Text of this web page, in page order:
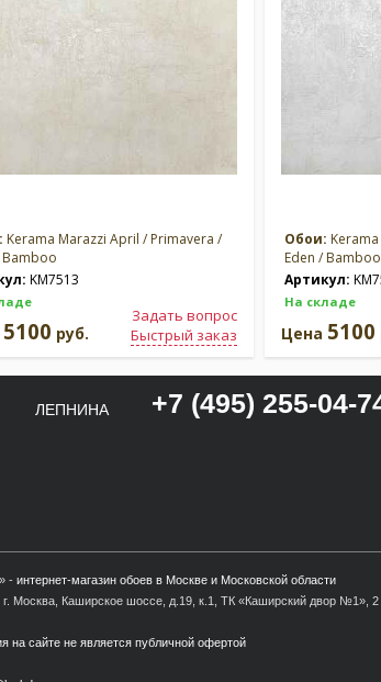
Kerama Marazzi April / Primavera /
Bamboo
KM7513
Задать вопрос
Быстрый заказ
5100 руб.
Обои:
Eden / Bamboo
Артикул:
На складе
Цена 5100
ЛЕПНИНА +7 (495) 255-04-
- интернет-магазин обоев в Москве и Московской области
Москва, Каширское шоссе, д.19, к.1, ТК «Каширский двор №1», 2
на сайте не является публичной офертой